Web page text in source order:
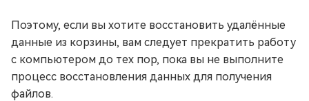
Поэтому, если вы хотите восстановить удалённые
данные из корзины, вам следует прекратить работу
с компьютером до тех пор, пока вы не выполните
процесс восстановления данных для получения
файлов.